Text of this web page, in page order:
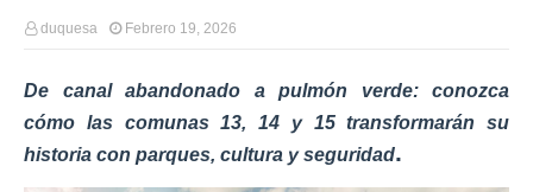
duquesa Febrero 19, 2026
De canal abandonado a pulmón verde: conozca
cómo las comunas 13, 14 y 15 transformarán su
historia con parques, cultura y seguridad.